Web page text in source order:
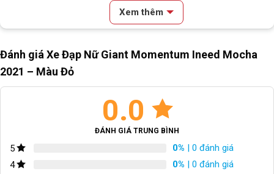
Màu sắc với ra hợp thời và hiện đại cho các bạn thêm
nhiều sự lựa chọn hấp dẫn với một mức giá vô cùng
đạp phố ăn khách nhất mùa 2019-2020.
*Hình ảnh chi tiết
Xem thêm
Đánh giá Xe Đạp Nữ Giant Momentum Ineed Mocha
2021 – Màu Đỏ
0.0
ĐÁNH GIÁ TRUNG BÌNH
5 0% | 0 đánh giá
4
0% | 0 đánh giá